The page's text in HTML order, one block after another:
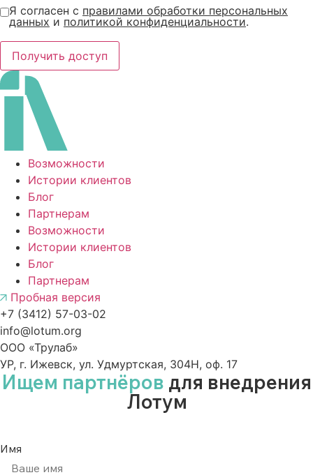
Я согласен с правилами обработки персональных
данных и политикой конфиденциальности.
Получить доступ
Возможности
Истории клиентов
Блог
Партнерам
Возможности
Истории клиентов
Блог
Партнерам
Пробная версия
+7 (3412) 57-03-02
info@lotum.org
ООО «Трулаб»
УР, г. Ижевск, ул. Удмуртская, 304Н, оф. 17
Ищем партнёров для внедрения
Лотум
Имя